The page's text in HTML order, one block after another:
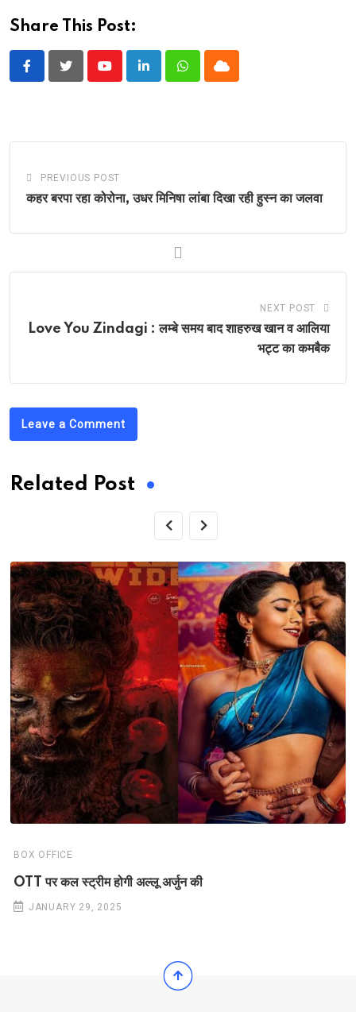
Share This Post:
YoutubeLinkedInWhatsappCloud
PREVIOUS POST
कहर बरपा रहा कोरोना, उधर मिनिषा लांबा दिखा रही हुस्न का जलवा
NEXT POST
Love You Zindagi : लम्बे समय बाद शाहरुख खान व आलिया
भट्ट का कमबैक
Leave a Comment
Related Post
BOX OFFICE
OTT पर कल स्ट्रीम होगी अल्लू अर्जुन की
JANUARY 29, 2025